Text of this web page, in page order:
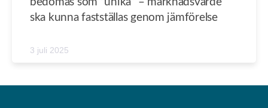
ska kunna fastställas genom jämförelse
3 juli 2025